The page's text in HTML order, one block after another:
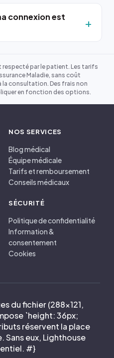
connexion est
par le patient. Les tarifs
Maladie, sans coût
la consultation. Des frais non
en fonction des options.
NOS SERVICES
Blog médical
Équipe médicale
Tarifs et remboursement
Conseils médicaux
SÉCURITÉ
Politique de confidentialité
Information &
consentement
Cookies
du fichier (288×121,
`height: 36px;
réservent la place
Sans eux, Lighthouse
#}